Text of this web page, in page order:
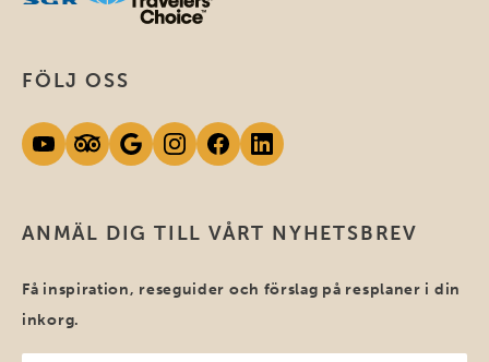
ANMÄL DIG TILL VÅRT NYHETSBREV
Få inspiration, reseguider och förslag på resplaner i din
inkorg.
FÖLJ OSS